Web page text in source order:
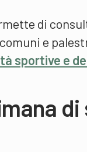
di
e
sportive e